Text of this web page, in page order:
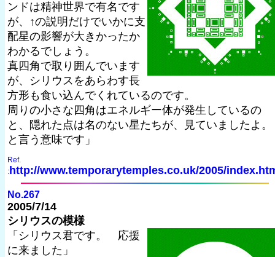
ンドは精神世界で有名です
が、↑の説明だけでいかに支
配星の影響が大きかったか
わかるでしょう。
真四角で取り囲んでいます
が、シリウスをあらわす長
方形も食い込んでくれているのです。
周りの小さな四角はエネルギー体が発生しているの
と、隠れた点は名のない星たちが、見ていましたよ。
と言う意味です」
Ref.
: http://www.temporarytemples.co.uk/2005/
No.267
2005/7/14
シリウスの模様
「シリウス君です。 応援
に来ました」